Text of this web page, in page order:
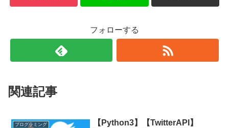
フォローする
関連記事
プログラミング
【Python3】【TwitterAPI】